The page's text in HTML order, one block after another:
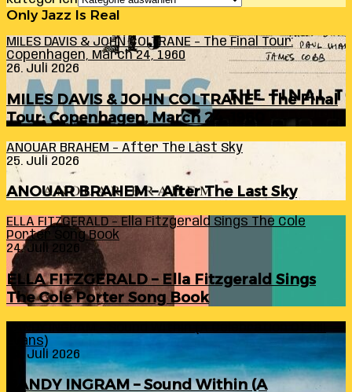
Only Jazz Is Real
MILES DAVIS & JOHN COLTRANE – The Final Tour:
Copenhagen, March 24, 1960
26. Juli 2026
MILES DAVIS & JOHN COLTRANE – The Final
Tour: Copenhagen, March 24, 1960
ANOUAR BRAHEM – After The Last Sky
25. Juli 2026
ANOUAR BRAHEM – After The Last Sky
ELLA FITZGERALD – Ella Fitzgerald Sings The Cole
Porter Song Book
24. Juli 2026
ELLA FITZGERALD – Ella Fitzgerald Sings
The Cole Porter Song Book
Evans)
24. Juli 2026
RANDY INGRAM – Sound Within (A